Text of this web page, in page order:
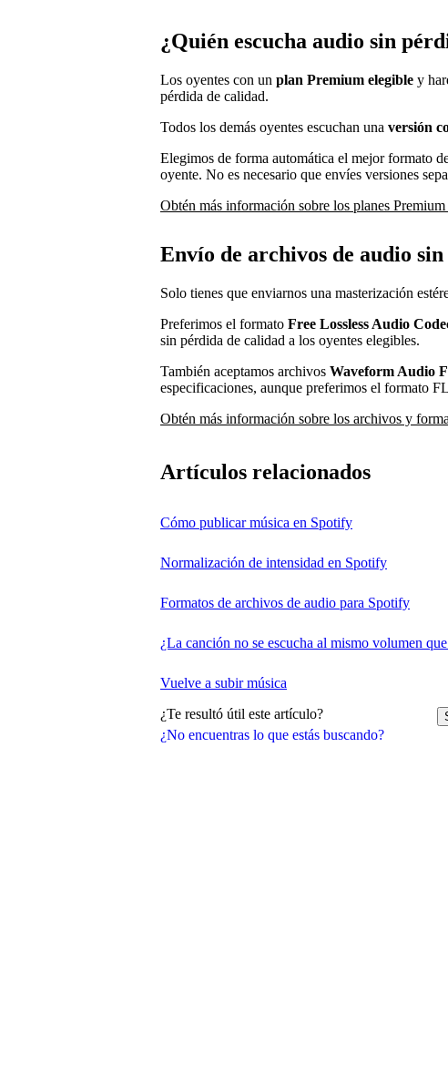
¿No encuentras lo que estás buscando?
¿Quién escucha audio sin
Los oyentes con un plan Premium elegible y
pérdida de calidad.
Todos los demás oyentes escuchan una versión
Elegimos de forma automática el mejor formato
oyente. No es necesario que envíes versiones
Obtén más información sobre los planes
Envío de archivos de audio
Solo tienes que enviarnos una masterización
Preferimos el formato Free Lossless Audio
sin pérdida de calidad a los oyentes elegibles.
También aceptamos archivos Waveform Audio
especificaciones, aunque preferimos el formato
Obtén más información sobre los archivos y
Artículos relacionados
Cómo publicar música en Spotify
Normalización de intensidad en Spotify
Formatos de archivos de audio para Spotify
¿La canción no se escucha al mismo volumen
Vuelve a subir música
¿Te resultó útil este artículo?